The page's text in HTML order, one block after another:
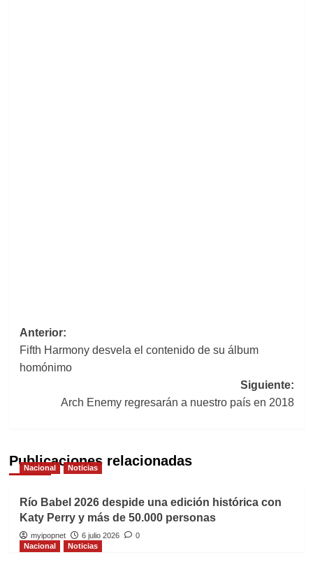
Navegación
de
Anterior:
Fifth Harmony desvela el contenido de su álbum
homónimo
Siguiente:
Arch Enemy regresarán a nuestro país en 2018
Publicaciones relacionadas
Nacional Noticias
Río Babel 2026 despide una edición histórica con
Katy Perry y más de 50.000 personas
myipopnet 6 julio 2026
0
Nacional
Noticias